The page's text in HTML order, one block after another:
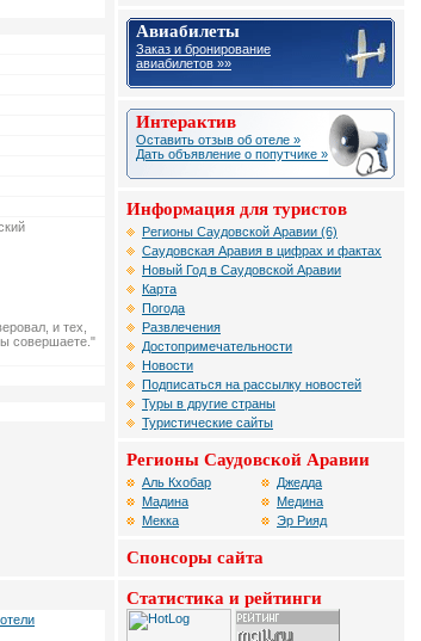
и тех,
совершаете."
Авиабилеты
Заказ и бронирование
авиабилетов »»
Интерактив
Оставить отзыв об отеле »
Дать объявление о попутчике »
Информация для туристов
Регионы Саудовской Аравии (6)
Саудовская Аравия в цифрах и фактах
Новый Год в Саудовской Аравии
Карта
Погода
Развлечения
Достопримечательности
Новости
Подписаться на рассылку новостей
Туры в другие страны
Туристические сайты
Регионы Саудовской Аравии
Аль Кхобар
Мадина
Мекка
Джедда
Медина
Эр Рияд
Спонсоры сайта
Статистика и рейтинги